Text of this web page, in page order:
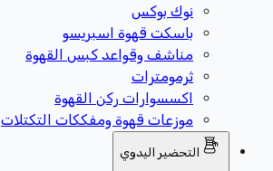
نوك بوكس
باسكت قهوة اسبريسو
مناشف وقواعد كبس القهوة
ثرمومترات
اكسسوارات ركن القهوة
موزعات قهوة ومفككات التكتلات
التحضير اليدوي